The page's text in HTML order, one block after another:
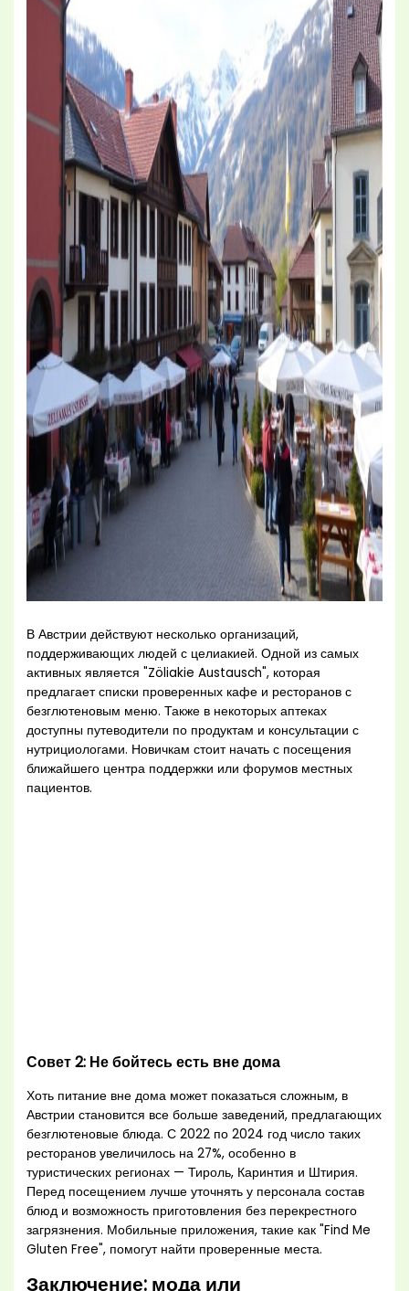
В Австрии действуют несколько организаций,
поддерживающих людей с целиакией. Одной из самых
активных является "Zöliakie Austausch", которая
предлагает списки проверенных кафе и ресторанов с
безглютеновым меню. Также в некоторых аптеках
доступны путеводители по продуктам и консультации с
нутрициологами. Новичкам стоит начать с посещения
ближайшего центра поддержки или форумов местных
пациентов.
Совет 2: Не бойтесь есть вне дома
Хоть питание вне дома может показаться сложным, в
Австрии становится все больше заведений, предлагающих
безглютеновые блюда. С 2022 по 2024 год число таких
ресторанов увеличилось на 27%, особенно в
туристических регионах — Тироль, Каринтия и Штирия.
Перед посещением лучше уточнять у персонала состав
блюд и возможность приготовления без перекрестного
загрязнения. Мобильные приложения, такие как "Find Me
Gluten Free", помогут найти проверенные места.
Заключение: мода или